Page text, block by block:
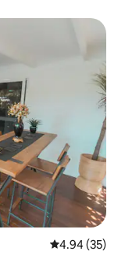
平均评分
4.94 (35)